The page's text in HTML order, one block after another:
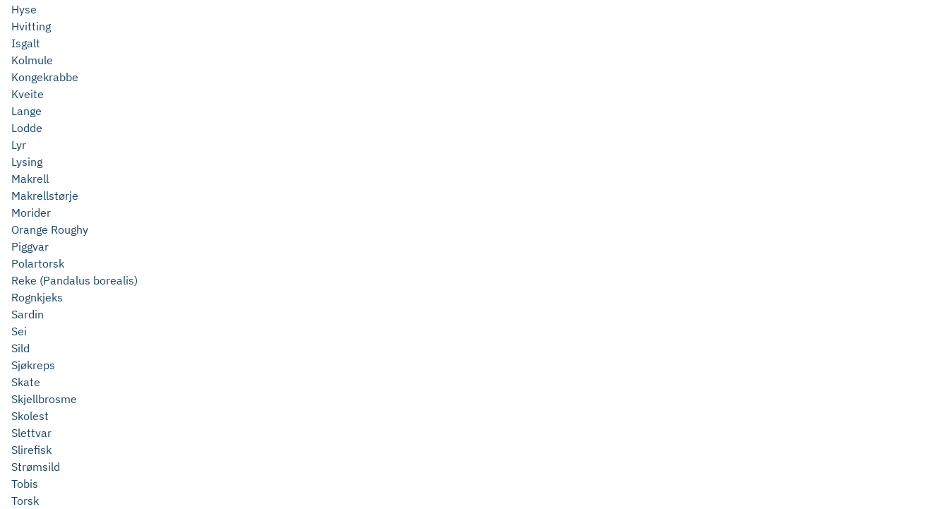
Hyse
Hvitting
Isgalt
Kolmule
Kongekrabbe
Kveite
Lange
Lodde
Lyr
Lysing
Makrell
Makrellstørje
Morider
Orange Roughy
Piggvar
Polartorsk
Reke (Pandalus borealis)
Rognkjeks
Sardin
Sei
Sild
Sjøkreps
Skate
Skjellbrosme
Skolest
Slettvar
Slirefisk
Strømsild
Tobis
Torsk